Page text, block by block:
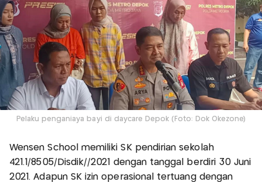
Pelaku penganiaya bayi di daycare Depok (Foto: Dok Okezone)
Wensen School memiliki SK pendirian sekolah
421.1/8505/Disdik//2021 dengan tanggal berdiri 30 Juni
2021. Adapun SK izin operasional tertuang dengan